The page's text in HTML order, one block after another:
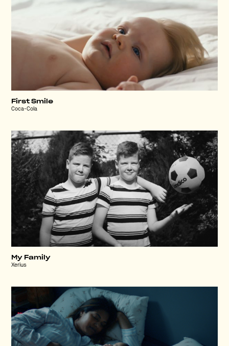
First Smile
Coca-Cola
My Family
Xerius